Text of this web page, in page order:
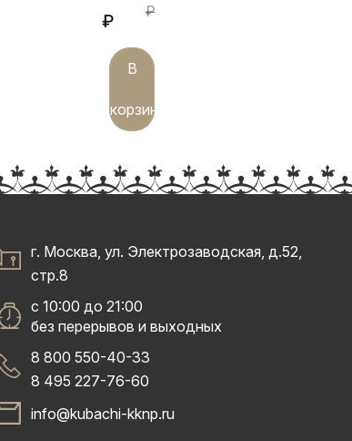
₽
₽
В
корзину
г. Москва, ул. Электрозаводская, д.52,
стр.8
с 10:00 до 21:00
без перерывов и выходных
8 800 550-40-33
8 495 227-76-60
info@kubachi-kknp.ru